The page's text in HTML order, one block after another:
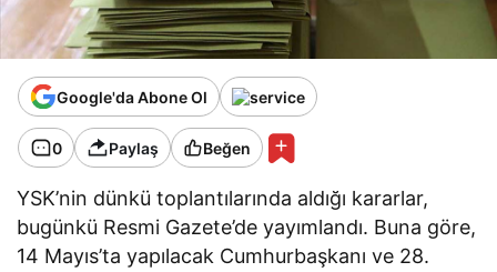
Google'da Abone Ol
0 Paylaş Beğen
YSK’nin dünkü toplantılarında aldığı kararlar,
bugünkü Resmi Gazete’de yayımlandı. Buna göre,
14 Mayıs’ta yapılacak Cumhurbaşkanı ve 28.